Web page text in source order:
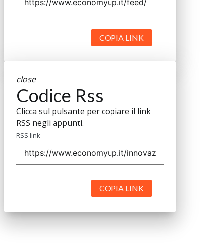
COPIA LINK
close
Codice Rss
Clicca sul pulsante per copiare il link
RSS negli appunti.
RSS link
COPIA LINK